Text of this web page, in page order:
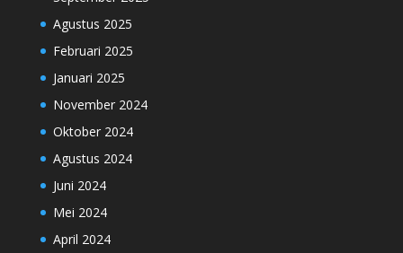
Agustus 2025
Februari 2025
Januari 2025
November 2024
Oktober 2024
Agustus 2024
Juni 2024
Mei 2024
April 2024